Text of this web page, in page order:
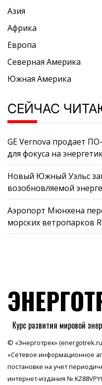
Азия
Африка
Европа
Северная Америка
Южная Америка
СЕЙЧАС
GE Vernova продает
для фокуса на
Новый Южный Уэльс
возобновляемой
Аэропорт Мюнхена
морских ветропарков
Курс развития мировой
© «Энерготрек»
«Сетевое информационное
постановке на учет
интернет-издания №